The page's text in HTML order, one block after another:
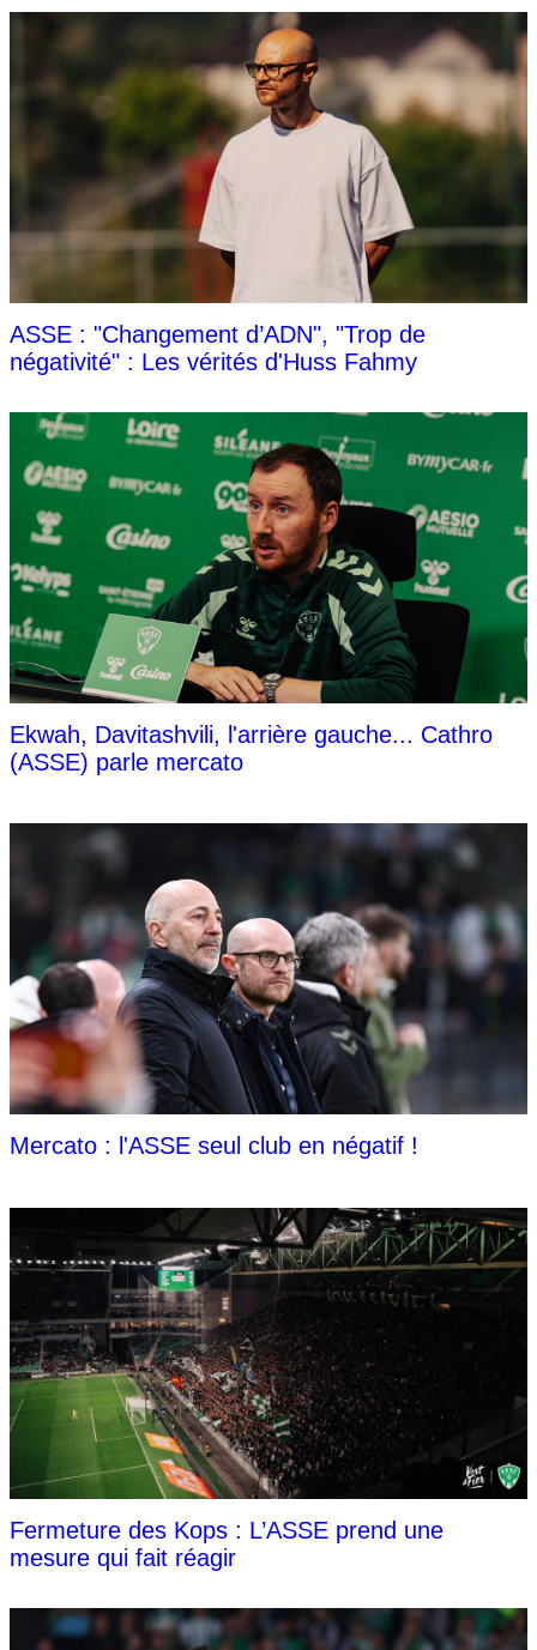
ASSE : "Changement d’ADN", "Trop de
négativité" : Les vérités d'Huss Fahmy
Ekwah, Davitashvili, l'arrière gauche... Cathro
(ASSE) parle mercato
Mercato : l'ASSE seul club en négatif !
Fermeture des Kops : L’ASSE prend une
mesure qui fait réagir